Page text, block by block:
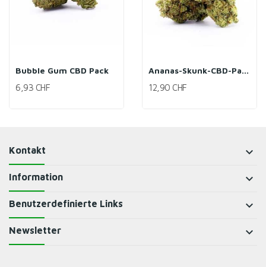
Bubble Gum CBD Pack
6,93 CHF
Ananas-Skunk-CBD-Paket
12,90 CHF
Kontakt keyboard_arrow_down
Information keyboard_arrow_down
Benutzerdefinierte Links keyboard_arrow_down
Newsletter keyboard_arrow_down